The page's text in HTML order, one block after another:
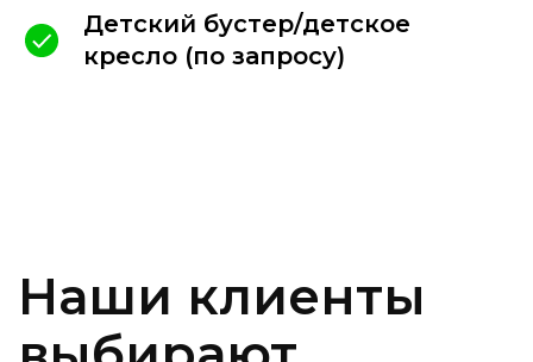
Детский бустер/детское
кресло (по запросу)